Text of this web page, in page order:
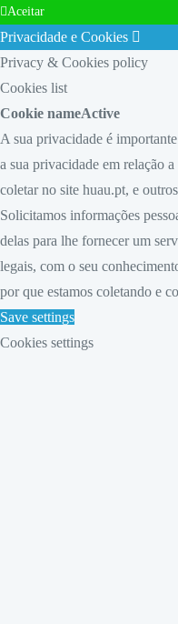
Aceitar
Privacidade e Cookies
Privacy & Cookies policy
Cookies list
Cookie nameActive
A sua privacidade é
a sua privacidade em relação
coletar no site huau.pt, e
Solicitamos informações
delas para lhe fornecer um
legais, com o seu
por que estamos coletando e
Save settings
Cookies settings